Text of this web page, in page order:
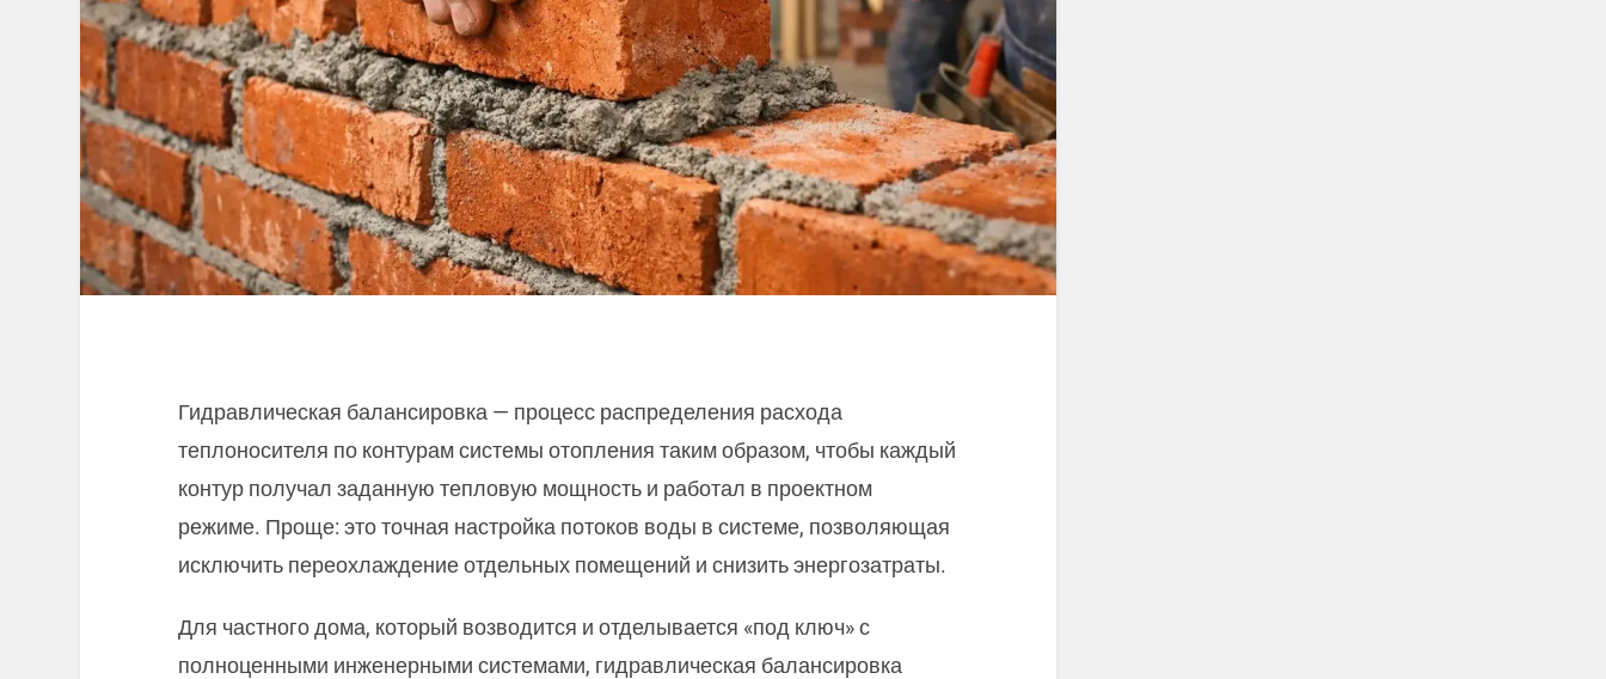
Гидравлическая балансировка — процесс распределения расхода
теплоносителя по контурам системы отопления таким образом, чтобы каждый
контур получал заданную тепловую мощность и работал в проектном
режиме. Проще: это точная настройка потоков воды в системе, позволяющая
исключить переохлаждение отдельных помещений и снизить энергозатраты.
Для частного дома, который возводится и отделывается «под ключ» с
полноценными инженерными системами, гидравлическая балансировка